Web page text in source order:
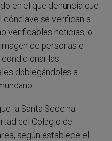
en el que denuncia que
cónclave se verifican a
verificables noticias, o
de personas e
las
doblegándoles a
la Santa Sede ha
del Colegio de
según establece el